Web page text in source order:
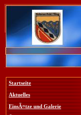
Startseite
Aktuelles
EinsÃ¤tze und Galerie